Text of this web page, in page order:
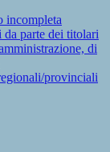
incompleta
parte dei titolari
di
provinciali